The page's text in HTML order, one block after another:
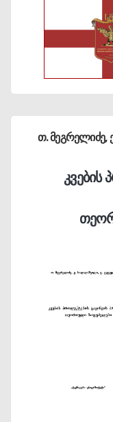
თ. მეგრელიძე,
კვების